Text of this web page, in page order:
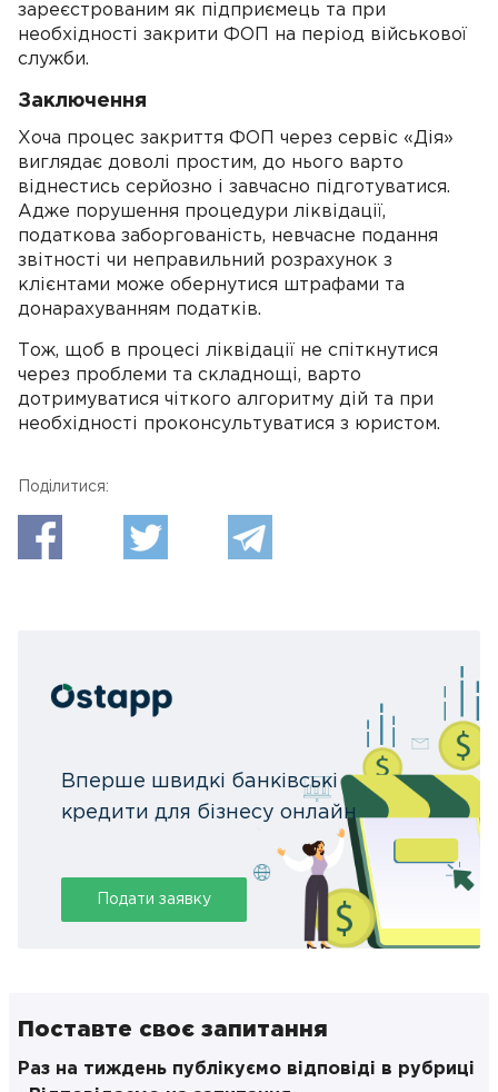
зареєстрованим як підприємець та при
необхідності закрити ФОП на період військової
служби.
Заключення
Хоча процес закриття ФОП через сервіс «Дія»
виглядає доволі простим, до нього варто
віднестись серйозно і завчасно підготуватися.
Адже порушення процедури ліквідації,
податкова заборгованість, невчасне подання
звітності чи неправильний розрахунок з
клієнтами може обернутися штрафами та
донарахуванням податків.
Тож, щоб в процесі ліквідації не спіткнутися
через проблеми та складнощі, варто
дотримуватися чіткого алгоритму дій та при
необхідності проконсультуватися з юристом.
Поділитися:
Вперше швидкі банківські
кредити для бізнесу онлайн
Подати заявку
Поставте своє запитання
Раз на тиждень публікуємо відповіді в рубриці